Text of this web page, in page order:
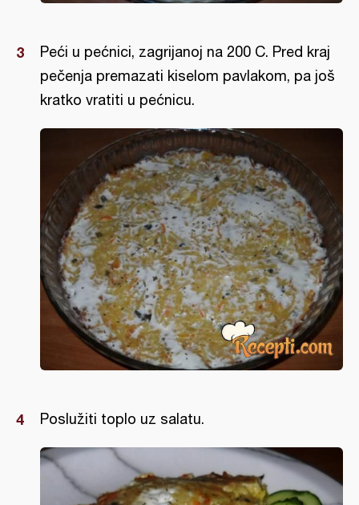
Peći u pećnici, zagrijanoj na 200 C. Pred kraj
pečenja premazati kiselom pavlakom, pa još
kratko vratiti u pećnicu.
Poslužiti toplo uz salatu.